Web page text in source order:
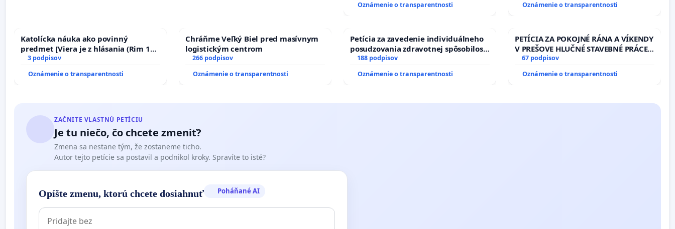
Oznámenie o transparentnosti
Oznámenie o transparentnosti
Katolícka náuka ako povinný
predmet [Viera je z hlásania (Rim 10,
17)]
3 podpisov
Oznámenie o transparentnosti
Chráňme Veľký Biel pred masívnym
logistickým centrom
266 podpisov
Oznámenie o transparentnosti
Petícia za zavedenie individuálneho
posudzovania zdravotnej spôsobilosti
osôb s diabetom 1. a 2. typu pri
188 podpisov
Oznámenie o transparentnosti
PETÍCIA ZA POKOJNÉ RÁNA A VÍKENDY
V PREŠOVE HLUČNÉ STAVEBNÉ PRÁCE
V SOBOTU LEN OD 9.00 DO 13.00
8.00 – 18.00 HOD. A PRAVIDELNÁ
67 podpisov
Oznámenie o transparentnosti
ZAČNITE VLASTNÚ PETÍCIU
Je tu niečo, čo chcete zmeniť?
Zmena sa nestane tým, že zostaneme ticho.
Autor tejto petície sa postavil a podnikol kroky. Spravíte to isté?
Opíšte zmenu, ktorú chcete dosiahnuť Poháňané AI